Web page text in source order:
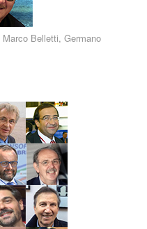
Marco Belletti, Germano